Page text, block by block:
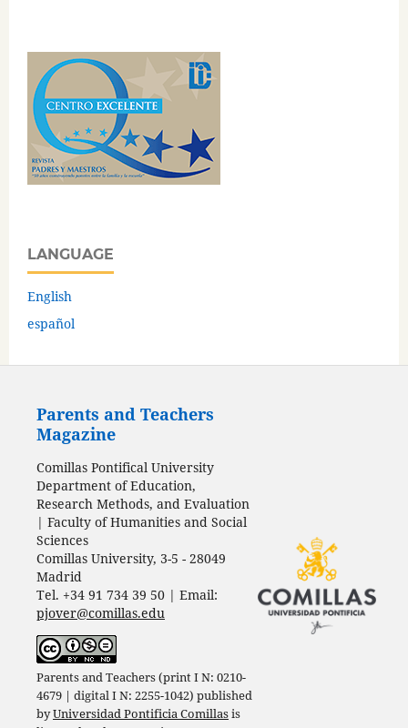
LANGUAGE
English
español
Parents and Teachers
Magazine
Comillas Pontifical University
Department of Education,
Research Methods, and Evaluation
| Faculty of Humanities and Social
Sciences
Comillas University, 3-5 - 28049
Madrid
Tel. +34 91 734 39 50 | Email:
pjover@comillas.edu
Parents and Teachers (print I N: 0210-
4679 | digital I N: 2255-1042) published
byUniversidad Pontificia Comillasis